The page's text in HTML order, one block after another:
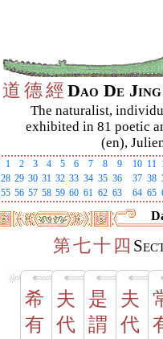
道 德經 Dao De
The naturalist,
exhibited in 81 poetic
(en),
1 2 3 4 5 6 7 8 9 10 11
28 29 30 31 32 33 34 35 36 37 38
55 56 57 58 59 60 61 62 63 64 65
第七十 四
希
有
夫
代
是
謂
夫
代